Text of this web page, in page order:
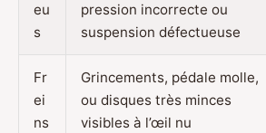
eu
s
pression incorrecte ou
suspension défectueuse
Fr
ei
ns
Grincements, pédale molle,
ou disques très minces
visibles à l’œil nu